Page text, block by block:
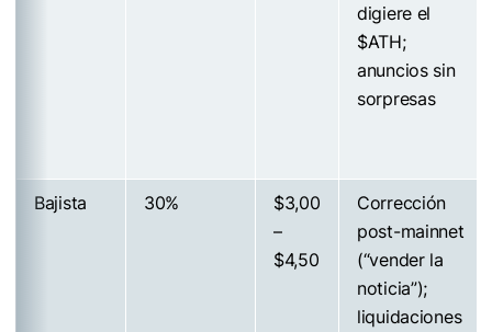
digiere el
$ATH;
anuncios sin
sorpresas
Bajista 30%
$3,00
–
$4,50
Corrección
post-mainnet
(“vender la
noticia”);
liquidaciones